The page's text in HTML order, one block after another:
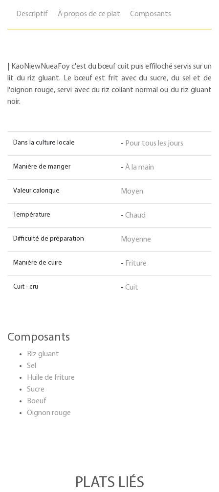
Descriptif À propos de ce plat Composants
| KaoNiewNueaFoy c'est du bœuf cuit puis effiloché servis sur un
lit du riz gluant. Le bœuf est frit avec du sucre, du sel et de
l'oignon rouge, servi avec du riz collant normal ou du riz gluant
noir.
Dans la culture locale - Pour tous les jours
Manière de manger - À la main
Valeur calorique Moyen
Température - Chaud
Difficulté de préparation Moyenne
Manière de cuire - Friture
Cuit - cru - Cuit
Composants
Riz gluant
Sel
Huile de friture
Sucre
Boeuf
Oignon rouge
PLATS LIÉS